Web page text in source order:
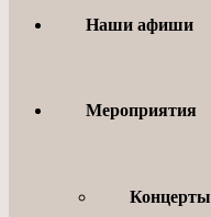
Наши афиши
Мероприятия
Концерты